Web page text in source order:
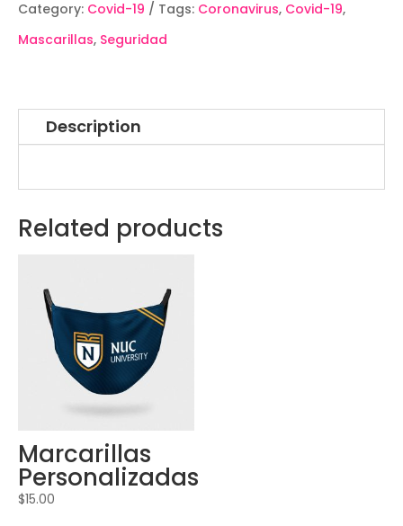
Category: Covid-19 Tags: Coronavirus, Covid-19,
Mascarillas, Seguridad
Description
Related products
Marcarillas
Personalizadas
$15.00